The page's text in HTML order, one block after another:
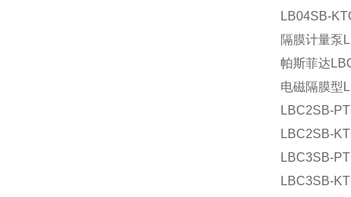
LB04SB-
隔膜计量泵
帕斯菲达
电磁隔膜型
LBC2SB-
LBC2SB-
LBC3SB-
LBC3SB-